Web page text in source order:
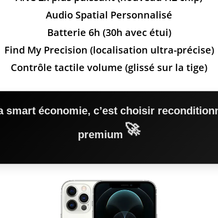
Audio Spatial Personnalisé
Batterie 6h (30h avec étui)
Find My Precision (localisation ultra-précise)
Contrôle tactile volume (glissé sur la tige)
smart économie, c’est choisir
premium 🚀